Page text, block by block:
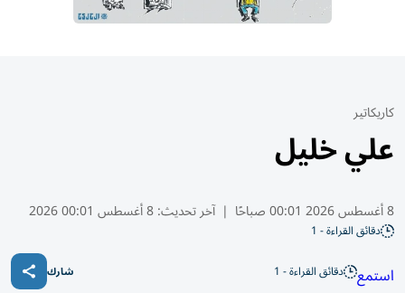
كاريكاتير
علي خليل
8 أغسطس 2026 00:01 صباحًا | آخر تحديث:8 أغسطس 00:01 2026
دقائق القراءة - 1
استمع دقائق القراءة - 1 شارك